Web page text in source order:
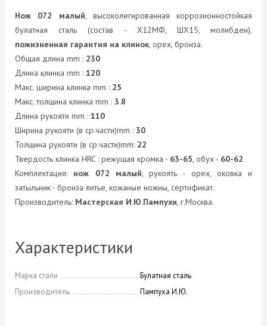
Нож 072 малый, высоколегированная коррозионностойкая
булатная сталь (состав - Х12МФ, ШХ15, молибден),
пожизненная гарантия на клинок, орех, бронза.
Общая длина mm : 230
Длина клинка mm : 120
Макс. ширина клинка mm : 25
Макс. толщина клинка mm : 3.8
Длина рукояти mm : 110
Ширина рукояти (в ср.части)mm : 30
Толщина рукояти (в ср.части)mm: 22
Твердость клинка HRC : режущая кромка - 63-65, обух - 60-62
Комплектация: нож 072 малый, рукоять - орех, оковка и
затыльник - бронза литье, кожаные ножны, сертификат.
Производитель: Мастерская И.Ю.Пампухи, г.Москва.
Характеристики
Марка стали
Булатная сталь
Производитель
Пампуха И.Ю.